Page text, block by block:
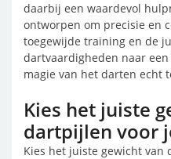
daarbij een waardevol
ontworpen om precisie en
toegewijde training en de
dartvaardigheden naar
magie van het darten echt
Kies het juiste
dartpijlen voor
Kies het juiste gewicht